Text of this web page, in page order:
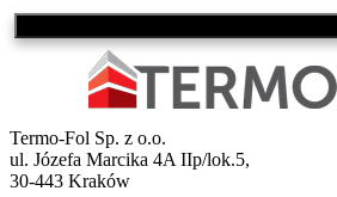
Termo-Fol Sp. z o.o.
ul. Józefa Marcika 4A IIp/lok.5,
30-443 Kraków